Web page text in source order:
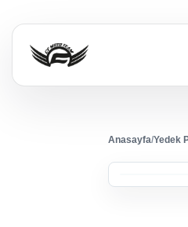
Anasayfa/Yedek